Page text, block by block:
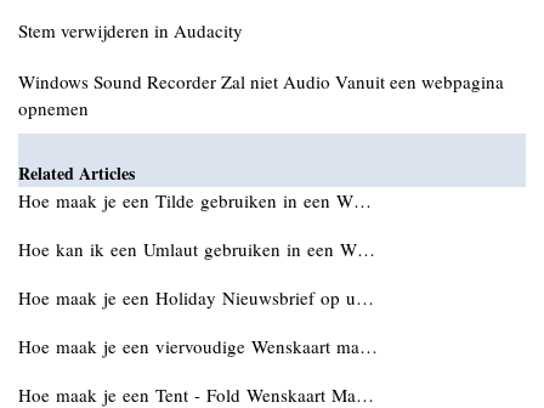
Stem verwijderen in Audacity
Windows Sound Recorder Zal niet Audio Vanuit een webpagina
opnemen
Related Articles
Hoe maak je een Tilde gebruiken in een W…
Hoe kan ik een Umlaut gebruiken in een W…
Hoe maak je een Holiday Nieuwsbrief op u…
Hoe maak je een viervoudige Wenskaart ma…
Hoe maak je een Tent - Fold Wenskaart Ma…